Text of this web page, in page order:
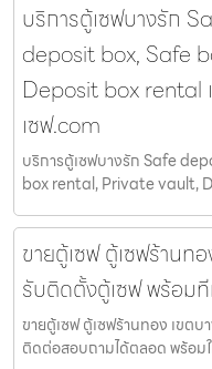
บริการตู้เซฟบางรัก
deposit box, Safe
Deposit box rental
เซฟ.com
บริการตู้เซฟบางรัก Safe
box rental, Private vault,
ขายตู้เซฟ ตู้เซฟร้านท
รับติดตั้งตู้เซฟ พร้อม
ขายตู้เซฟ ตู้เซฟร้านทอง เขต
ติดต่อสอบถามได้ตลอด พร้อม